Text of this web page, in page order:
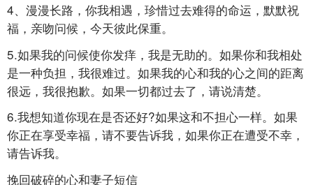
4、漫漫长路，你我相遇，珍惜过去难得的命运，默默祝
福，亲吻问候，今天彼此保重。
5.如果我的问候使你发痒，我是无助的。如果你和我相处
是一种负担，我很难过。如果我的心和我的心之间的距离
很远，我很抱歉。如果一切都过去了，请说清楚。
6.我想知道你现在是否还好?如果这和不担心一样。如果
你正在享受幸福，请不要告诉我，如果你正在遭受不幸，
请告诉我。
挽回破碎的心和妻子短信